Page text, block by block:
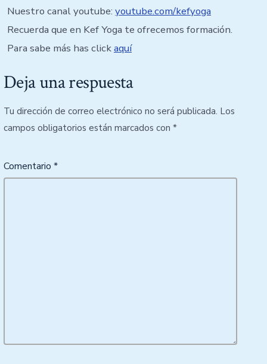
Nuestro canal youtube: youtube.com/kefyoga
Recuerda que en Kef Yoga te ofrecemos formación.
Para sabe más has clickaquí
Deja una respuesta
Tu dirección de correo electrónico no será publicada. Los
campos obligatorios están marcados con *
Comentario *